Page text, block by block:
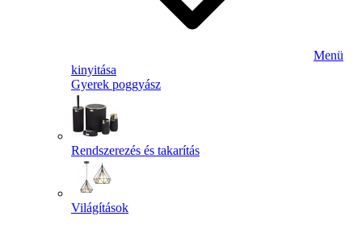
Menü
kinyitása
Gyerek poggyász
Rendszerezés és takarítás
Világítások